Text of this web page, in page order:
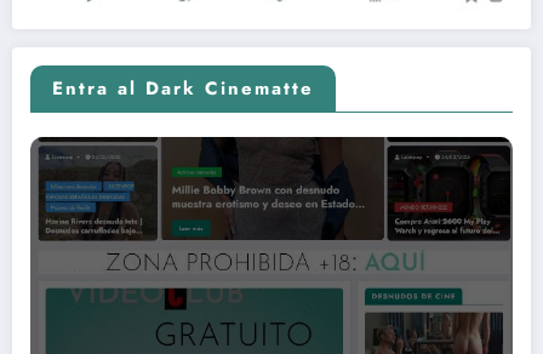
Entra al Dark Cinematte